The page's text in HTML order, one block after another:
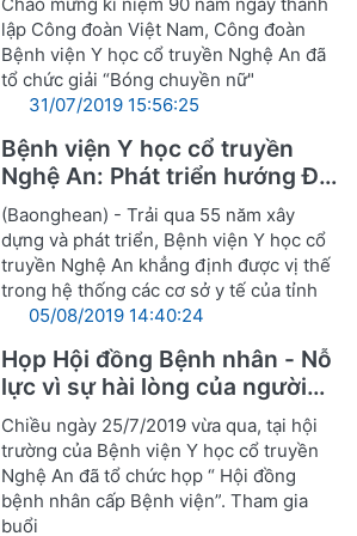
lập Công đoàn Việt Nam, Công đoàn
Bệnh viện Y học cổ truyền Nghệ An đã
tổ chức giải “Bóng chuyền nữ"
31/07/2019 15:56:25
Bệnh viện Y học cổ truyền
Nghệ An: Phát triển hướng Đa
khoa Y, Dược cổ truyền
(Baonghean) - Trải qua 55 năm xây
dựng và phát triển, Bệnh viện Y học cổ
truyền Nghệ An khẳng định được vị thế
trong hệ thống các cơ sở y tế của tỉnh
05/08/2019 14:40:24
Họp Hội đồng Bệnh nhân - Nỗ
lực vì sự hài lòng của người
bệnh
Chiều ngày 25/7/2019 vừa qua, tại hội
trường của Bệnh viện Y học cổ truyền
Nghệ An đã tổ chức họp “ Hội đồng
bệnh nhân cấp Bệnh viện”. Tham gia
buổi